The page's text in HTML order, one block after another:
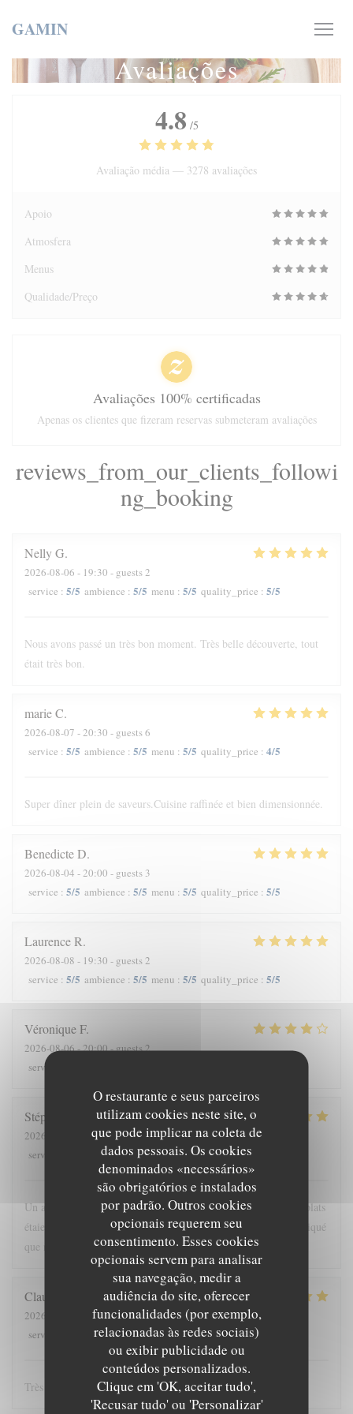
O restaurante e seus parceiros
utilizam cookies neste site, o
que pode implicar na coleta de
dados pessoais. Os cookies
denominados «necessários»
são obrigatórios e instalados
por padrão. Outros cookies
opcionais requerem seu
consentimento. Esses cookies
opcionais servem para analisar
sua navegação, medir a
audiência do site, oferecer
funcionalidades (por exemplo,
relacionadas às redes sociais)
ou exibir publicidade ou
conteúdos personalizados.
Clique em 'OK, aceitar tudo',
'Recusar tudo' ou 'Personalizar'
GAMIN
Avaliações
reviews_from_our_clients_followi
ng_booking
NellyG
2026-08-06 - 19:30 - guests 2
service : 5/5 ambience : 5/5 menu : 5/5 quality_price : 5/5
Nous avons passé un très bon moment. Très belle découverte, tout
était très bon.
marieC
2026-08-07 - 20:30 - guests 6
service : 5/5 ambience : 5/5 menu : 5/5 quality_price : 4/5
Super dîner plein de saveurs.Cuisine raffinée et bien dimensionnée.
BenedicteD
2026-08-04 - 20:00 - guests 3
service : 5/5 ambience : 5/5 menu : 5/5 quality_price : 5/5
LaurenceR
2026-08-08 - 19:30 - guests 2
service : 5/5 ambience : 5/5 menu : 5/5 quality_price : 5/5
VéroniqueF
2026-08-06- 20:00 - guests 2
service
Stéphanie
2026-08-07
- 12:30 - guests 3
service
ambience: 5/5 menu:5 /5 quality_price
Un accueil chaleureux, des explications claires et précises. Les plats
étaient succulents, et un service rapide, puisque nous avions indiqué
que nous avions un train à prendre, merci pour ce moment.
Claude
2026-08-07
- 12:45 - guests 2
service
ambience:5/5 menu: 5/5 quality_price
Très bon accueil et très bon repas
4.8 /5
Avaliação média — 3278 avaliações
Apoio
Atmosfera
Menus
Qualidade/Preço
Avaliações 100% certificadas
Apenas os clientes que fizeram reservas submeteram avaliações